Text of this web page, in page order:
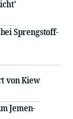
Sprengstoff-
von Kiew
Jemen-